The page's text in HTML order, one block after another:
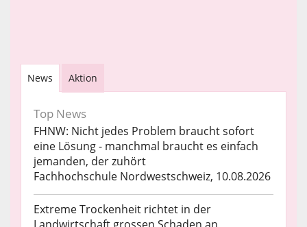
News Aktion
Top News
FHNW: Nicht jedes Problem braucht sofort
eine Lösung - manchmal braucht es einfach
jemanden, der zuhört
Fachhochschule Nordwestschweiz, 10.08.2026
Extreme Trockenheit richtet in der